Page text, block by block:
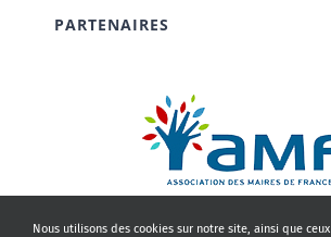
PARTENAIRES
Nous utilisons des cookies sur notre site, ainsi que ceux